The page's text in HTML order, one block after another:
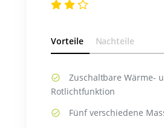
Vorteile Nachteile
Zuschaltbare Wärme-
Rotlichtfunktion
Fünf verschiedene